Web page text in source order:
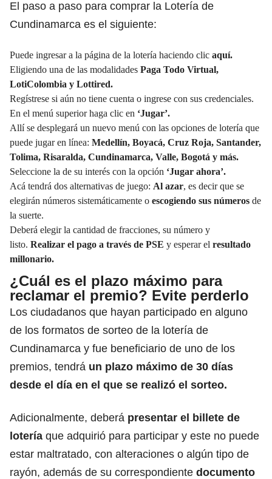
El paso a paso para comprar la Lotería de
Cundinamarca es el siguiente:
Puede ingresar a la página de la lotería haciendo clic aquí.
Eligiendo una de las modalidades Paga Todo Virtual,
LotiColombia y Lottired.
Regístrese si aún no tiene cuenta o ingrese con sus credenciales.
En el menú superior haga clic en ‘Jugar’.
Allí se desplegará un nuevo menú con las opciones de lotería que
puede jugar en línea: Medellín, Boyacá, Cruz Roja, Santander,
Tolima, Risaralda, Cundinamarca, Valle, Bogotá y más.
Seleccione la de su interés con la opción ‘Jugar ahora’.
Acá tendrá dos alternativas de juego: Al azar, es decir que se
elegirán números sistemáticamente o escogiendo sus números de
la suerte.
Deberá elegir la cantidad de fracciones, su número y
listo. Realizar el pago a través de PSE y esperar el resultado
millonario.
¿Cuál es el plazo máximo para
reclamar el premio? Evite perderlo
Los ciudadanos que hayan participado en alguno
de los formatos de sorteo de la lotería de
Cundinamarca y fue beneficiario de uno de los
premios, tendrá un plazo máximo de 30 días
desde el día en el que se realizó el sorteo.
Adicionalmente, deberá presentar el billete de
lotería que adquirió para participar y este no puede
estar maltratado, con alteraciones o algún tipo de
rayón, además de su correspondiente documento